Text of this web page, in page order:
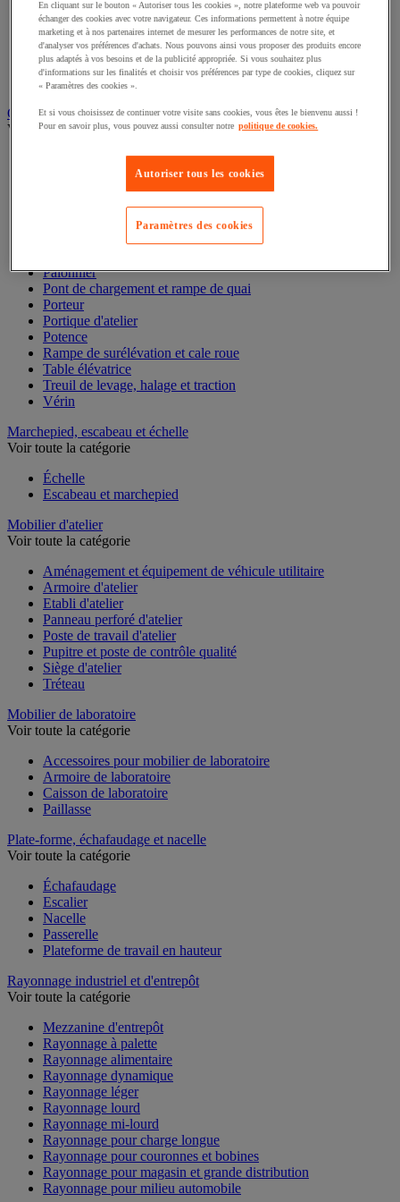
Pince de levage
Réa et poulie de levage
Sandow
Sangle et barre d'arrimage
Tendeur
Gerbeur, palan et appareil de levage
Voir toute la catégorie
Chandelle et béquille de sécurité
Élévateur de matériaux
Grue et chèvre d'atelier
Palonnier
Pont de chargement et rampe de quai
Porteur
Portique d'atelier
Potence
Rampe de surélévation et cale roue
Table élévatrice
Treuil de levage, halage et traction
Vérin
Marchepied, escabeau et échelle
Voir toute la catégorie
Échelle
Escabeau et marchepied
Mobilier d'atelier
Voir toute la catégorie
Aménagement et équipement de véhicule utilitaire
Armoire d'atelier
Etabli d'atelier
Panneau perforé d'atelier
Poste de travail d'atelier
Pupitre et poste de contrôle qualité
Siège d'atelier
Tréteau
Mobilier de laboratoire
Voir toute la catégorie
Accessoires pour mobilier de laboratoire
Armoire de laboratoire
Caisson de laboratoire
Paillasse
Plate-forme, échafaudage et nacelle
Voir toute la catégorie
Échafaudage
Escalier
Nacelle
Passerelle
Plateforme de travail en hauteur
Rayonnage industriel et d'entrepôt
Voir toute la catégorie
Mezzanine d'entrepôt
Rayonnage à palette
Rayonnage alimentaire
Rayonnage dynamique
Rayonnage léger
Rayonnage lourd
Rayonnage mi-lourd
Rayonnage pour charge longue
Rayonnage pour couronnes et bobines
Rayonnage pour magasin et grande distribution
Rayonnage pour milieu automobile
En cliquant sur le bouton « Autoriser tous les cookies », notre plateforme web va pouvoir
échanger des cookies avec votre navigateur. Ces informations permettent à notre équipe
marketing et à nos partenaires internet de mesurer les performances de notre site, et
d'analyser vos préférences d'achats. Nous pouvons ainsi vous proposer des produits encore
plus adaptés à vos besoins et de la publicité appropriée. Si vous souhaitez plus
d'informations sur les finalités et choisir vos préférences par type de cookies, cliquez sur
« Paramètres des cookies ».
Et si vous choisissez de continuer votre visite sans cookies, vous êtes le bienvenu aussi !
Pour en savoir plus, vous pouvez aussi consulter notre politique de cookies.
Autoriser tous les cookies
Paramètres des cookies